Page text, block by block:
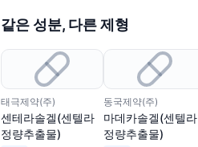
같은 성분, 다른 제형
태극제약(주)
센테라솔겔(센텔라
정량추출물)
동국제약(주)
마데카솔겔(센텔라
정량추출물)